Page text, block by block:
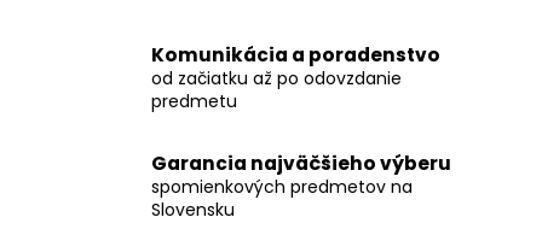
Komunikácia a poradenstvo
od začiatku až po odovzdanie
predmetu
Garancia najväčšieho výberu
spomienkových predmetov na
Slovensku